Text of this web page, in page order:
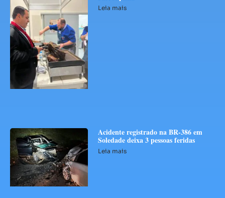
Leia mais
Acidente registrado na BR-386 em
Soledade deixa 3 pessoas feridas
Leia mais